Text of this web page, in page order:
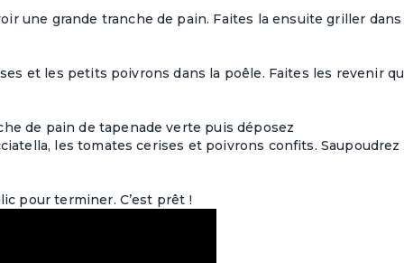
une grande tranche de pain. Faites la ensuite griller
et les petits poivrons dans la poêle. Faites les revenir
de pain de tapenade verte puis déposez
les tomates cerises et poivrons confits.
pour terminer. C’est prêt !